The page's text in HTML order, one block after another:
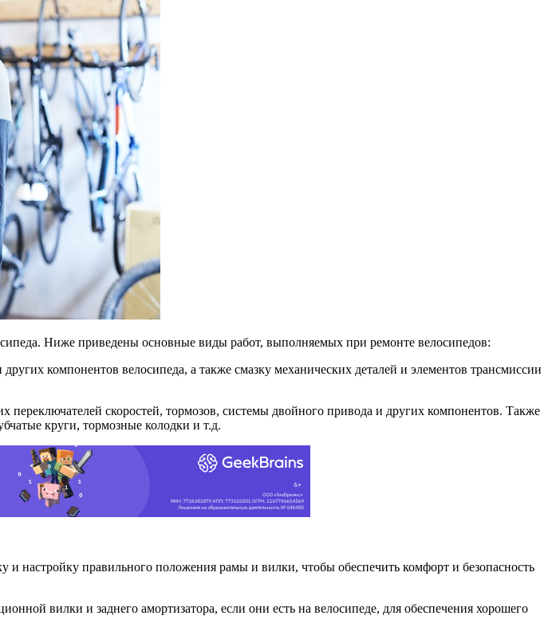
Ниже приведены основные виды работ, выполняемых при ремонте велосипедов:
компонентов велосипеда, а также смазку механических деталей и элементов трансмиссии
переключателей скоростей, тормозов, системы двойного привода и других компонентов. Также
круги, тормозные колодки и т.д.
и настройку правильного положения рамы и вилки, чтобы обеспечить комфорт и безопасность
вилки и заднего амортизатора, если они есть на велосипеде, для обеспечения хорошего